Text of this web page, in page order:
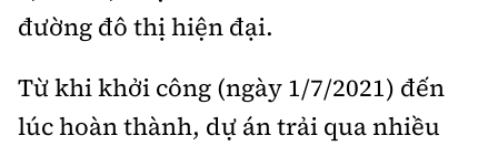
đường đô thị hiện đại.
Từ khi khởi công (ngày 1/7/2021) đến
lúc hoàn thành, dự án trải qua nhiều